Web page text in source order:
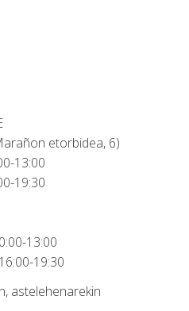
etorbidea, 6)
13:00
19:30
13:00
19:30
astelehenarekin